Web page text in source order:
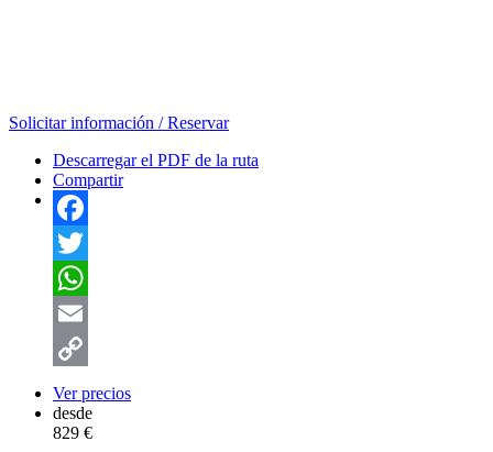
Solicitar información / Reservar
Descarregar el PDF de la ruta
Compartir
Facebook
Twitter
WhatsApp
Email
Copy
Link
Ver precios
desde
829 €